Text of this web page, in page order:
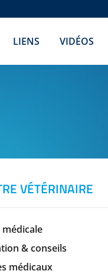
LIENS VIDÉOS
VÉTÉRINAIRE
médicale
& conseils
médicaux